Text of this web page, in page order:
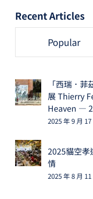
Recent Articles
Popular
「西瑞．
展 Thierry
Heaven —
2025 年 9 月 17
2025貓空
情
2025 年 8 月 11